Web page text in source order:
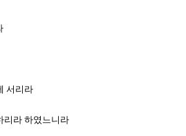
서리라
리라 하였느니라